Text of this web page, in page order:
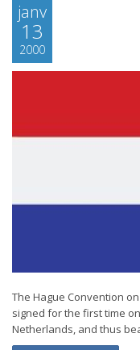
janv
13
2000
The Hague Convention
signed for the first time
Netherlands, and thus